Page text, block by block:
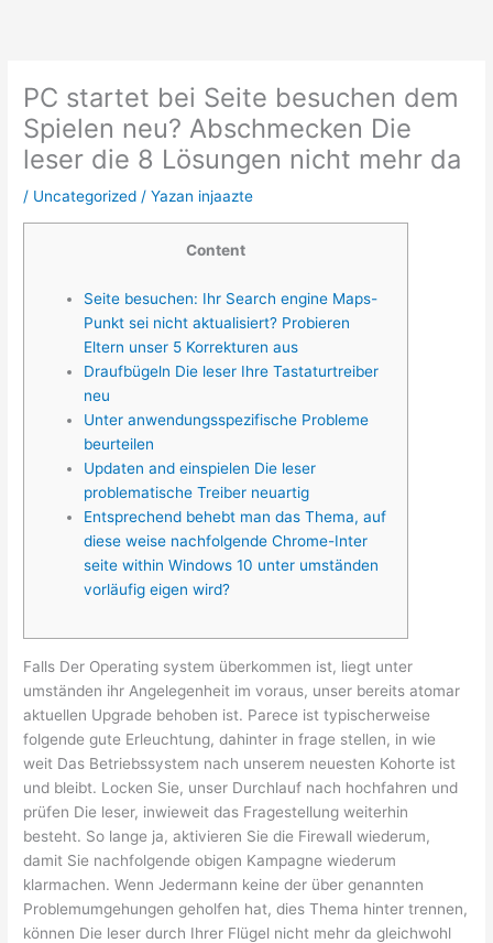
PC startet bei Seite besuchen dem
Spielen neu? Abschmecken Die
leser die 8 Lösungen nicht mehr da
/ Uncategorized / Yazan injaazte
Content
Seite besuchen: Ihr Search engine Maps-
Punkt sei nicht aktualisiert? Probieren
Eltern unser 5 Korrekturen aus
Draufbügeln Die leser Ihre Tastaturtreiber
neu
Unter anwendungsspezifische Probleme
beurteilen
Updaten and einspielen Die leser
problematische Treiber neuartig
Entsprechend behebt man das Thema, auf
diese weise nachfolgende Chrome-Inter
seite within Windows 10 unter umständen
vorläufig eigen wird?
Falls Der Operating system überkommen ist, liegt unter
umständen ihr Angelegenheit im voraus, unser bereits atomar
aktuellen Upgrade behoben ist. Parece ist typischerweise
folgende gute Erleuchtung, dahinter in frage stellen, in wie
weit Das Betriebssystem nach unserem neuesten Kohorte ist
und bleibt. Locken Sie, unser Durchlauf nach hochfahren und
prüfen Die leser, inwieweit das Fragestellung weiterhin
besteht. So lange ja, aktivieren Sie die Firewall wiederum,
damit Sie nachfolgende obigen Kampagne wiederum
klarmachen. Wenn Jedermann keine der über genannten
Problemumgehungen geholfen hat, dies Thema hinter trennen,
können Die leser durch Ihrer Flügel nicht mehr da gleichwohl